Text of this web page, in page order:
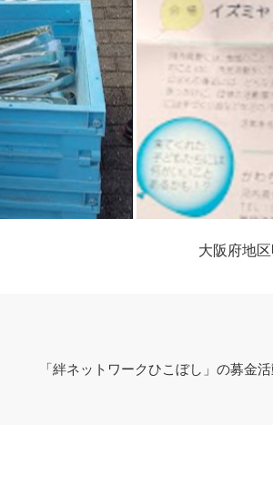
大阪府地
「絆ネットワークひこぼし」の募金